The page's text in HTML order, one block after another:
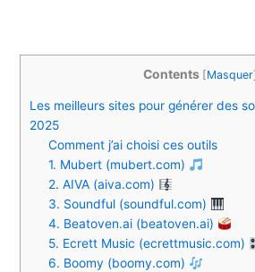
Contents [Masquer]
Les meilleurs sites pour générer des
2025
Comment j’ai choisi ces outils
1. Mubert (mubert.com)
2. AIVA (aiva.com)
3. Soundful (soundful.com)
4. Beatoven.ai (beatoven.ai)
5. Ecrett Music (ecrettmusic.com)
6. Boomy (boomy.com)